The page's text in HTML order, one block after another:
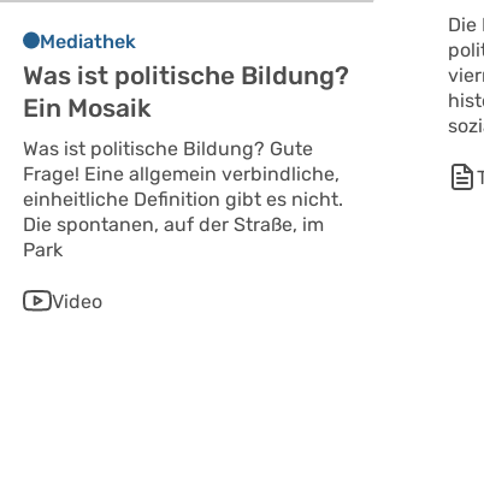
Mediathek
Was ist politische Bildung?
Ein Mosaik
Was ist politische Bildung? Gute
Frage! Eine allgemein verbindliche,
einheitliche Definition gibt es nicht.
Die spontanen, auf der Straße, im
Park
Video
Die